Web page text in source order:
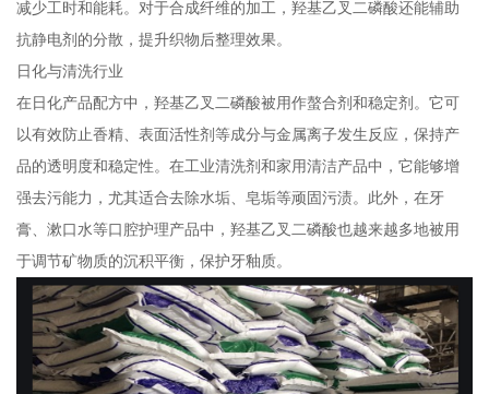
减少工时和能耗。对于合成纤维的加工，羟基乙叉二磷酸还能辅助
抗静电剂的分散，提升织物后整理效果。
日化与清洗行业
在日化产品配方中，羟基乙叉二磷酸被用作螯合剂和稳定剂。它可
以有效防止香精、表面活性剂等成分与金属离子发生反应，保持产
品的透明度和稳定性。在工业清洗剂和家用清洁产品中，它能够增
强去污能力，尤其适合去除水垢、皂垢等顽固污渍。此外，在牙
膏、漱口水等口腔护理产品中，羟基乙叉二磷酸也越来越多地被用
于调节矿物质的沉积平衡，保护牙釉质。